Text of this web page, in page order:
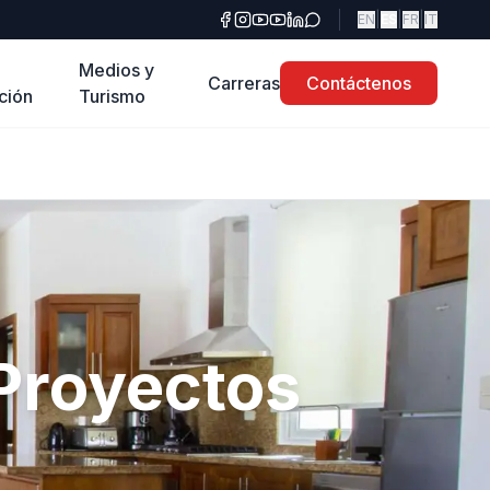
EN FR IT
Medios y
Turismo
Carreras Contáctenos